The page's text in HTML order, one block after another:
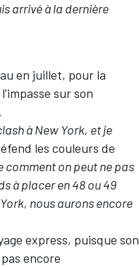
arrivé à la dernière
en juillet, pour la
sur son
à New York, et je
les couleurs de
comment on peut ne pas
à placer en 48 ou 49
nous aurons encore
express, puisque son
pas encore